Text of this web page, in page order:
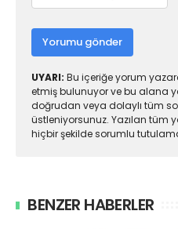
Yorumu gönder
UYARI: Bu içeriğe yorum
etmiş bulunuyor ve bu alana
doğrudan veya dolaylı tüm
üstleniyorsunuz. Yazılan tüm
hiçbir şekilde sorumlu
BENZER HABERLER